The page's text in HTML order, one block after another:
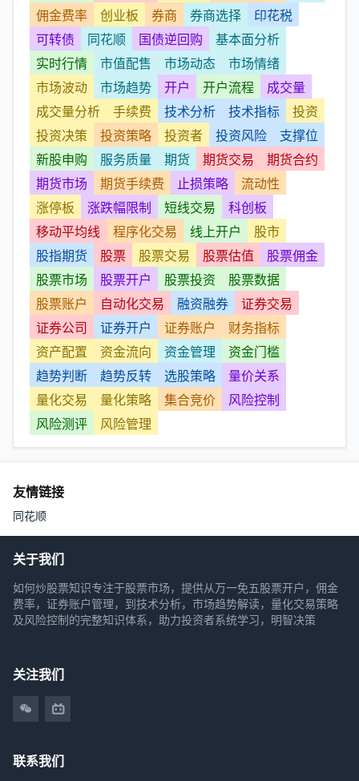
佣金费率
创业板 券商 券商选择
印花税
可转债
同花顺 国债逆回购
基本面分析
实时行情
市值配售 市场动态
市场情绪
市场波动
市场趋势 开户 开户流程
成交量
成交量分析
手续费 技术分析 技术指标
投资
投资决策
投资策略 投资者 投资风险
支撑位
新股申购
服务质量 期货 期货交易
期货合约
期货市场
期货手续费 止损策略
流动性
涨停板
涨跌幅限制 短线交易
科创板
移动平均线
程序化交易 线上开户
股市
股指期货
股票 股票交易 股票估值
股票佣金
股票市场
股票开户 股票投资
股票数据
股票账户
自动化交易 融资融券
证券交易
证券公司
证券开户 证券账户
财务指标
资产配置
资金流向 资金管理
资金门槛
趋势判断
趋势反转 选股策略
量价关系
量化交易
量化策略 集合竞价
风险控制
风险测评
风险管理
友情链接
同花顺
关于我们
如何炒股票知识专注于股票市场，提供从万一免五股票开户，佣金
费率，证券账户管理，到技术分析，市场趋势解读，量化交易策略
及风险控制的完整知识体系，助力投资者系统学习，明智决策
关注我们
联系我们